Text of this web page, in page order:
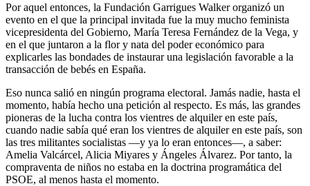
Por aquel entonces, la Fundación Garrigues Walker organizó un
evento en el que la principal invitada fue la muy mucho feminista
vicepresidenta del Gobierno, María Teresa Fernández de la Vega, y
en el que juntaron a la flor y nata del poder económico para
explicarles las bondades de instaurar una legislación favorable a la
transacción de bebés en España.
Eso nunca salió en ningún programa electoral. Jamás nadie, hasta el
momento, había hecho una petición al respecto. Es más, las grandes
pioneras de la lucha contra los vientres de alquiler en este país,
cuando nadie sabía qué eran los vientres de alquiler en este país, son
las tres militantes socialistas —y ya lo eran entonces—, a saber:
Amelia Valcárcel, Alicia Miyares y Ángeles Álvarez. Por tanto, la
compraventa de niños no estaba en la doctrina programática del
PSOE, al menos hasta el momento.